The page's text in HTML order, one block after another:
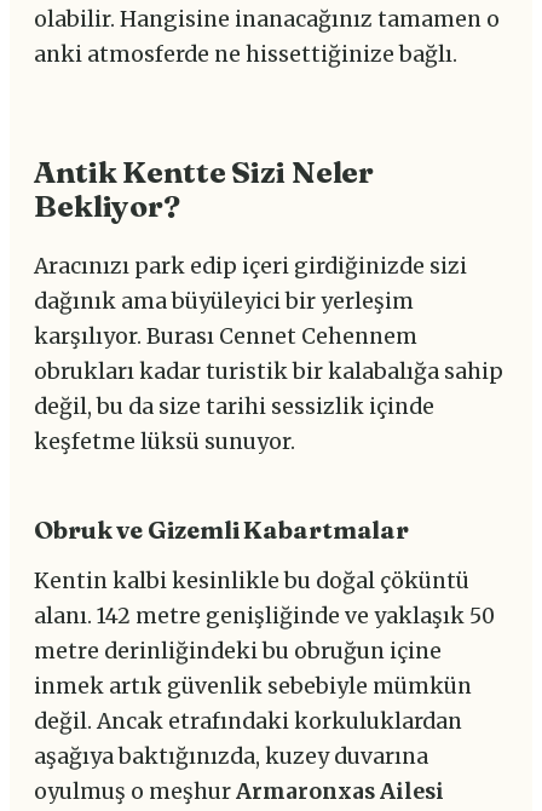
olabilir. Hangisine inanacağınız tamamen o
anki atmosferde ne hissettiğinize bağlı.
Antik Kentte Sizi Neler
Bekliyor?
Aracınızı park edip içeri girdiğinizde sizi
dağınık ama büyüleyici bir yerleşim
karşılıyor. Burası Cennet Cehennem
obrukları kadar turistik bir kalabalığa sahip
değil, bu da size tarihi sessizlik içinde
keşfetme lüksü sunuyor.
Obruk ve Gizemli Kabartmalar
Kentin kalbi kesinlikle bu doğal çöküntü
alanı. 142 metre genişliğinde ve yaklaşık 50
metre derinliğindeki bu obruğun içine
inmek artık güvenlik sebebiyle mümkün
değil. Ancak etrafındaki korkuluklardan
aşağıya baktığınızda, kuzey duvarına
oyulmuş o meşhurArmaronxas Ailesi